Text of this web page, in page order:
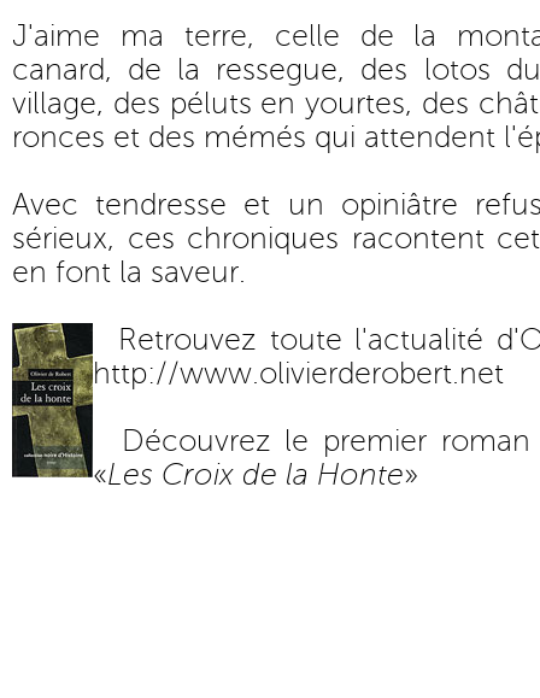
J'aime ma terre, celle de la
canard, de la ressegue, des lotos
village, des péluts en yourtes, des
ronces et des mémés qui attendent
Avec tendresse et un opiniâtre
sérieux, ces chroniques racontent
en font la saveur.
Retrouvez toute l'actualité
http://www.olivierderobert.net
Découvrez le premier
«Les Croix de la Honte»